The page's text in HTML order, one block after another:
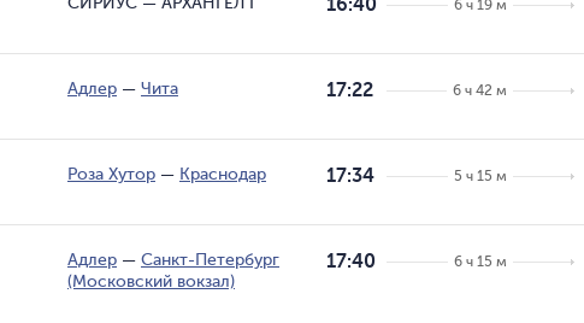
16:40 6 ч 19 м
Адлер — Чита 17:22 6 ч 42 м
Роза Хутор — Краснодар 17:34 5 ч 15 м
Адлер — Санкт-Петербург
(Московский вокзал)
17:40 6 ч 15 м